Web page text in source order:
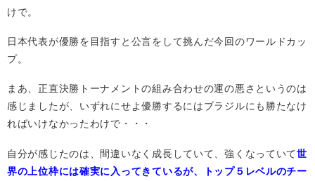
けで。
日本代表が優勝を目指すと公言をして挑んだ今回のワールドカッ
プ。
まあ、正直決勝トーナメントの組み合わせの運の悪さというのは
感じましたが、いずれにせよ優勝するにはブラジルにも勝たなけ
ればいけなかったわけで・・・
自分が感じたのは、間違いなく成長していて、強くなっていて世
界の上位枠には確実に入ってきているが、トップ５レベルのチー